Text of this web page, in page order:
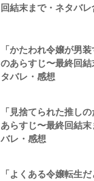
回結末まで・ネタバ
「かたわれ令嬢が男装
のあらすじ〜最終回結
タバレ・感想
「見捨てられた推し
あらすじ〜最終回結末
バレ・感想
「よくある令嬢転生